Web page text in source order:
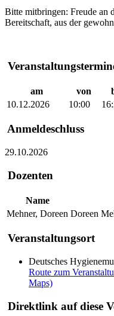
Bitte mitbringen: Freude an
Bereitschaft, aus der
am von
10.12.2026
10:00
Anmeldeschluss
29.10.2026
Dozenten
Name
Mehner, Doreen Doreen
Veranstaltungsort
Deutsches
Route zum
Maps)
Direktlink auf diese